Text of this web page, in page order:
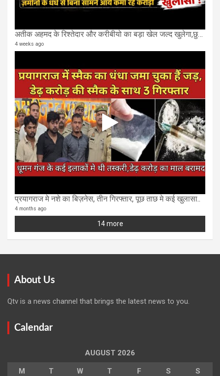
अतीक अहमद के रिश्तेदार और करीबीयो का बड़ा खेल जल्द खुलेगा,छुप कर करोड़ो कमाने वाले SIT के राडार पर
4 weeks ago
प्रयागराज मे नशे का बिज़नेस, तीन गिरफ्तार, पूछ ताछ मे कई खुलासा..
4 months ago
14 more
About Us
Qtv is a news channel that brings the latest news to you.
Calendar
AUGUST 2026
M T W T F S S